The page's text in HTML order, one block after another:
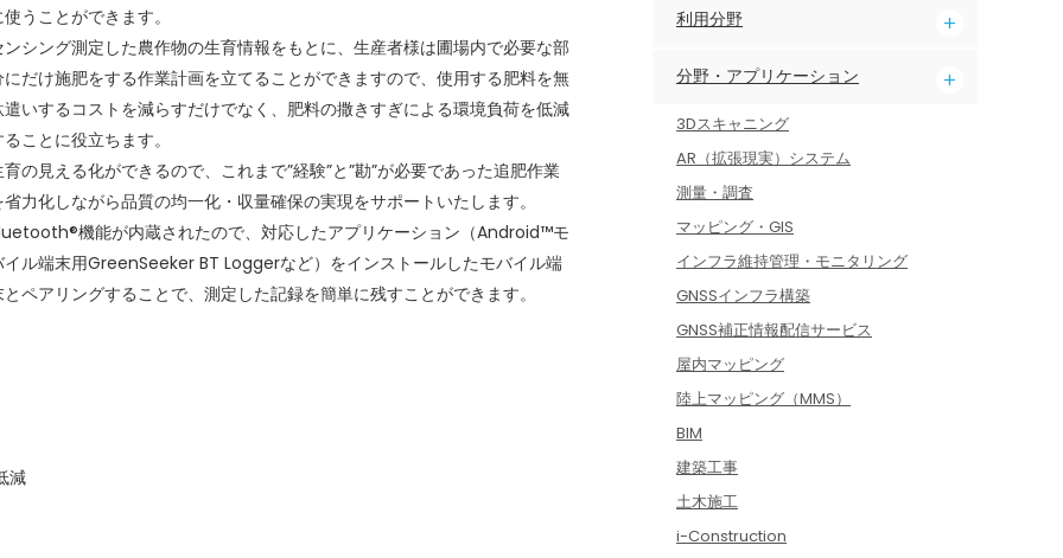
うことができます。
ンシング測定した農作物の生育情報をもとに、生産者様は圃場内で必要な部
にだけ施肥をする作業計画を立てることができますので、使用する肥料を無
遣いするコストを減らすだけでなく、肥料の撒きすぎによる環境負荷を低減
ことに役立ちます。
の見える化ができるので、これまで”経験”と”勘”が必要であった追肥作業
力化しながら品質の均一化・収量確保の実現をサポートいたします。
機能が内蔵されたので、対応したアプリケーション（Android™モ
イル端末用GreenSeeker BT Loggerなど）をインストールしたモバイル端
ペアリングすることで、測定した記録を簡単に残すことができます。
減
利用分野
分野・アプリケーション
3Dスキャニング
AR（拡張現実）システム
測量・調査
マッピング・GIS
インフラ維持管理・モニタリング
GNSSインフラ構築
GNSS補正情報配信サービス
屋内マッピング
陸上マッピング（MMS）
BIM
建築工事
土木施工
i-Construction